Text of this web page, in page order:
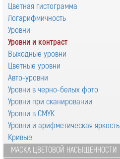
Цветная гистограмма
Логарифмичность
Уровни
Уровни и контраст
Выходные уровни
Цветные уровни
Авто-уровни
Уровни в черно-белых фото
Уровни при сканировании
Уровни в CMYK
Уровни и арифметическая яркость
Кривые
МАСКА ЦВЕТОВОЙ НАСЫЩЕННОСТИ